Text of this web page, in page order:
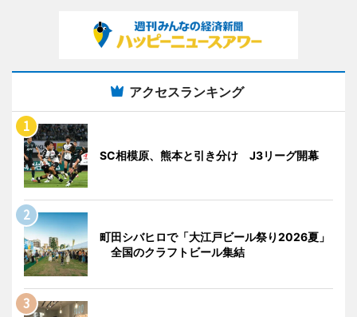
アクセスランキング
SC相模原、熊本と引き分け J3リーグ開幕
町田シバヒロで「大江戸ビール祭り2026夏」
全国のクラフトビール集結